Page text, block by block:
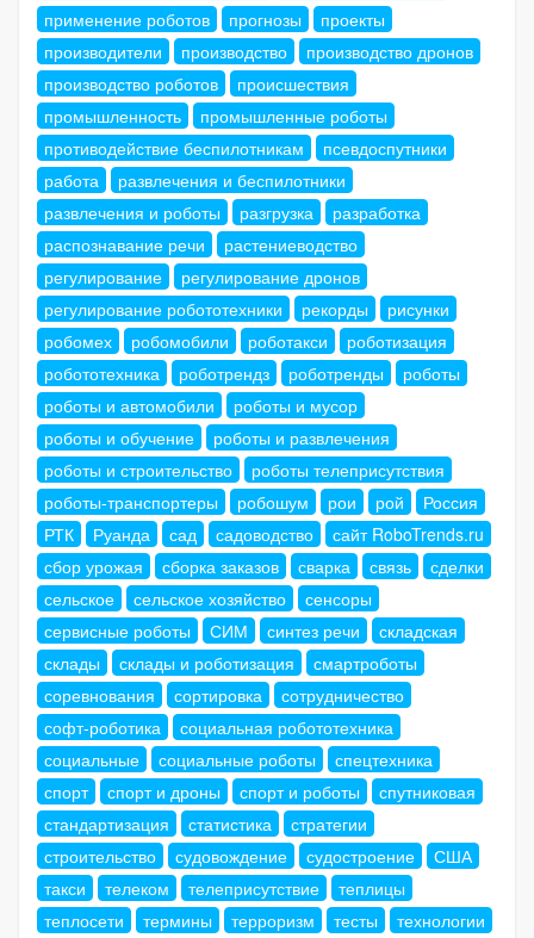
применение роботов
прогнозы
проекты
производители
производство
производство дронов
производство роботов
происшествия
промышленность
промышленные роботы
противодействие беспилотникам
псевдоспутники
работа
развлечения и беспилотники
развлечения и роботы
разгрузка
разработка
распознавание речи
растениеводство
регулирование
регулирование дронов
регулирование робототехники
рекорды
рисунки
робомех
робомобили роботакси
роботизация
робототехника
роботрендз роботренды
роботы
роботы и автомобили
роботы и мусор
роботы и обучение
роботы и развлечения
роботы и строительство
роботы телеприсутствия
роботы-транспортеры
робошум рои рой
Россия
РТК
Руанда сад садоводство
сайт RoboTrends.ru
сбор урожая
сборка заказов сварка связь
сделки
сельское
сельское хозяйство
сенсоры
сервисные роботы
СИМ синтез речи
складская
склады
склады и роботизация
смартроботы
соревнования
сортировка
сотрудничество
софт-роботика
социальная робототехника
социальные
социальные роботы
спецтехника
спорт
спорт и дроны спорт и роботы
спутниковая
стандартизация
статистика
стратегии
строительство
судовождение судостроение
США
такси
телеком телеприсутствие
теплицы
теплосети
термины терроризм тесты
технологии